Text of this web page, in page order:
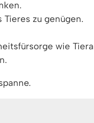
zu genügen.
wie